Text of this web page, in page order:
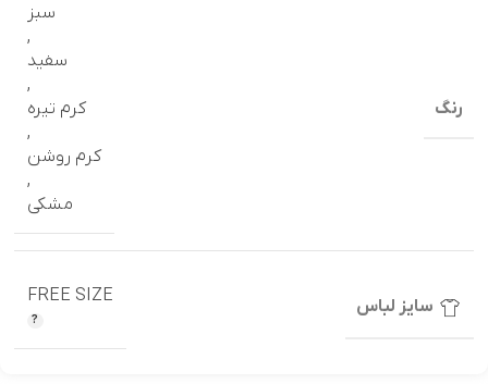
رنگ
سبز
,
سفید
,
کرم تیره
,
کرم روشن
,
مشکی
سایز لباس FREE SIZE